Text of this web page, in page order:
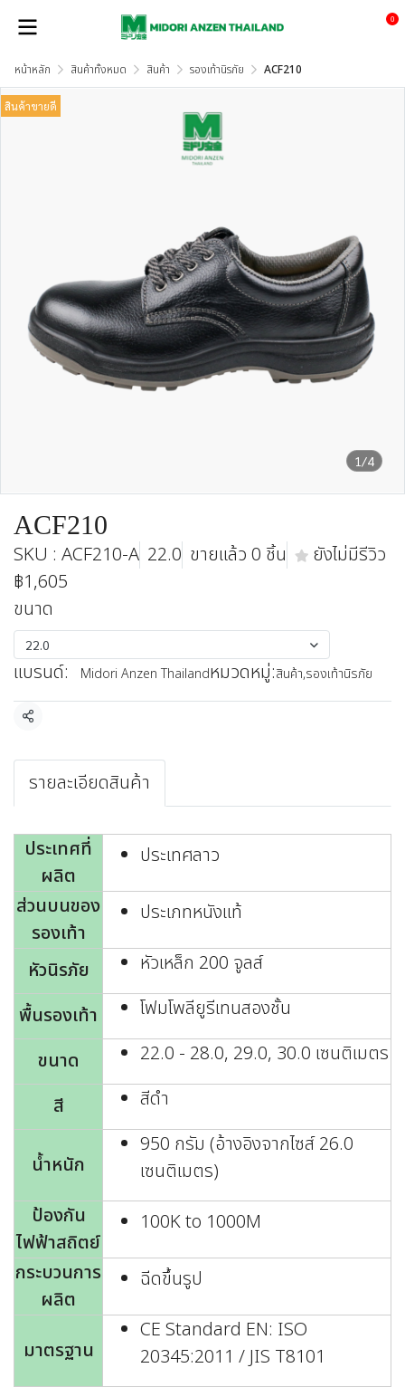
0
หน้าหลัก สินค้าทั้งหมด สินค้า รองเท้านิรภัย ACF210
1/4
สินค้าขายดี
ACF210
SKU : ACF210-A 22.0 ขายแล้ว 0 ชิ้น
ยังไม่มีรีวิว
฿1,605
ขนาด
22.0
แบรนด์: Midori Anzen Thailandหมวดหมู่:สินค้า,รองเท้านิรภัย
แชร์
รายละเอียดสินค้า
ประเทศที่
ผลิต
ประเทศลาว
ส่วนบนของ
รองเท้า
ประเภทหนังแท้
หัวนิรภัย
หัวเหล็ก 200 จูลส์
พื้นรองเท้า
โฟมโพลียูรีเทนสองชั้น
ขนาด
22.0 - 28.0, 29.0, 30.0 เซนติเมตร
สี
สีดำ
น้ำหนัก
950 กรัม (อ้างอิงจากไซส์ 26.0
เซนติเมตร)
ป้องกัน
ไฟฟ้าสถิตย์
100K to 1000M
กระบวนการ
ผลิต
ฉีดขึ้นรูป
มาตรฐาน
CE Standard EN: ISO
20345:2011 / JIS T8101